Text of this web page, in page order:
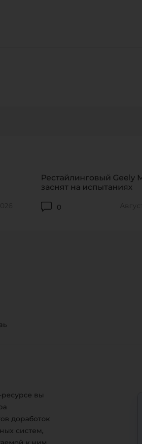
Рестайлинговый Geely
заснят на испытаниях
0
вы
доработок
систем,